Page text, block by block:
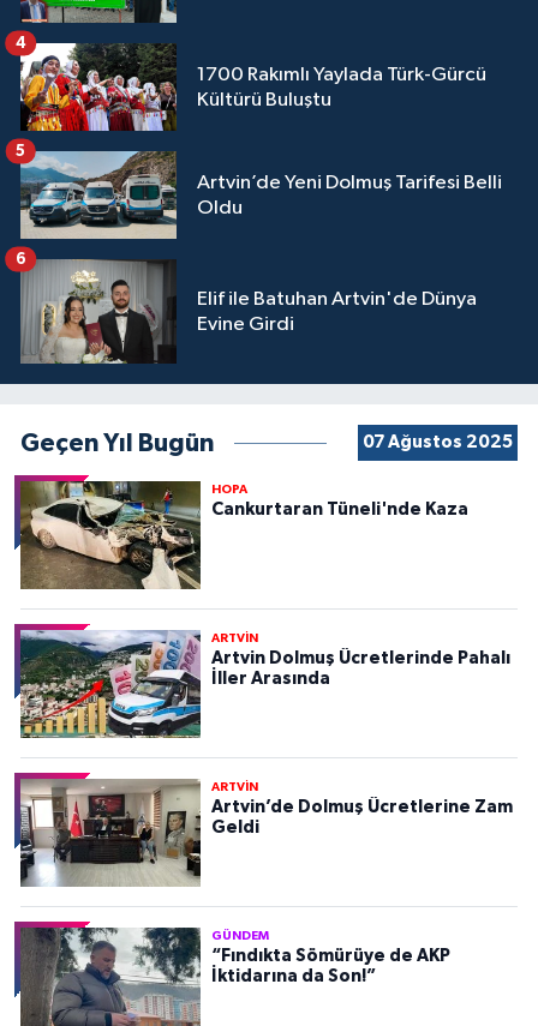
1700 Rakımlı Yaylada Türk-Gürcü
Kültürü Buluştu
4
Artvin’de Yeni Dolmuş Tarifesi Belli
Oldu
5
Elif ile Batuhan Artvin'de Dünya
Evine Girdi
6
Geçen Yıl Bugün 07 Ağustos 2025
HOPA
Cankurtaran Tüneli'nde Kaza
ARTVİN
Artvin Dolmuş Ücretlerinde Pahalı
İller Arasında
ARTVİN
Artvin’de Dolmuş Ücretlerine Zam
Geldi
GÜNDEM
“Fındıkta Sömürüye de AKP
İktidarına da Son!”